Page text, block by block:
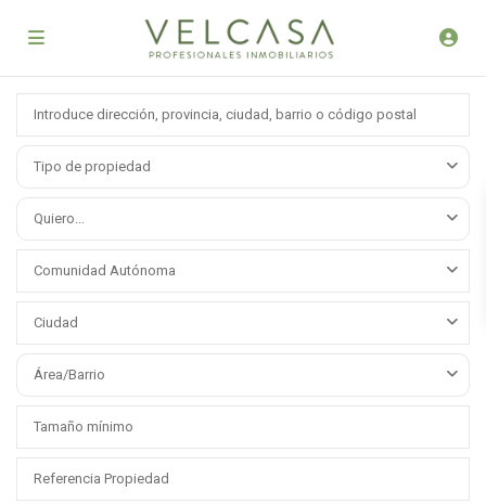
Tipo de propiedad
Quiero...
Comunidad Autónoma
Ciudad
Área/Barrio